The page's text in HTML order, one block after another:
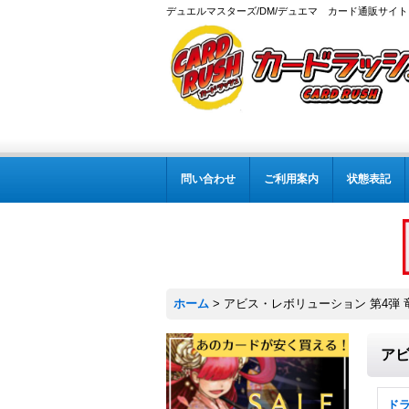
デュエルマスターズ/DM/デュエマ カード通販サイト
問い合わせ ご利用案内 状態表記
ホーム > アビス・レボリューション 第4弾
ア